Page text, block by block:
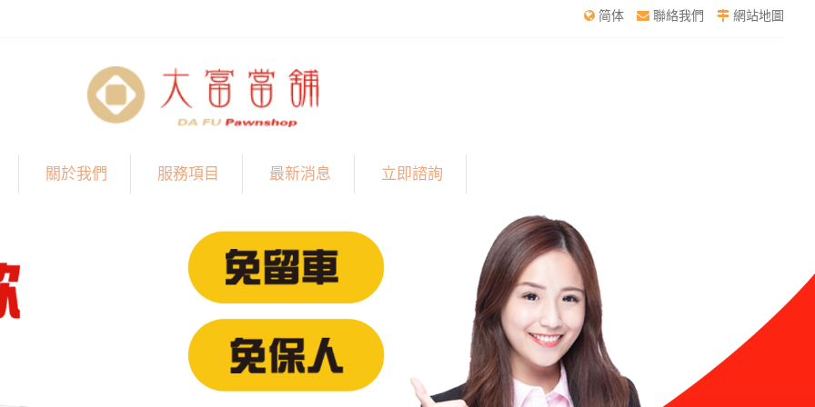
简体 聯絡我們 網站地圖
關於我們 服務項目 最新消息 立即諮詢